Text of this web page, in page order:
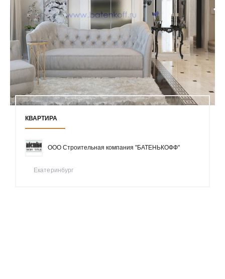
КВАРТИРА
ООО Строительная компания "БАТЕНЬКОФФ"
Екатеринбург